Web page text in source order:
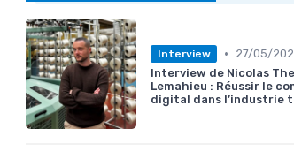
Interview •
27/05/
Interview de Nicolas
Lemahieu : Réussir le
digital dans l’industrie